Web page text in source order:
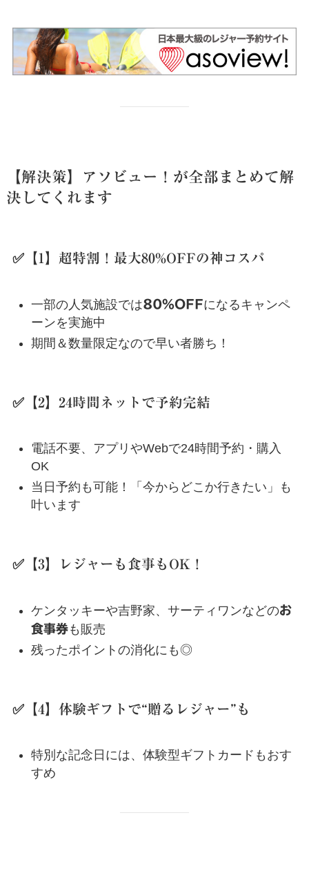
【解決策】アソビュー！が全部まとめて解
決してくれます
✅【1】超特割！最大80%OFFの神コスパ
一部の人気施設では80%OFFになるキャンペ
ーンを実施中
期間＆数量限定なので早い者勝ち！
✅【2】24時間ネットで予約完結
電話不要、アプリやWebで24時間予約・購入
OK
当日予約も可能！「今からどこか行きたい」も
叶います
✅【3】レジャーも食事もOK！
ケンタッキーや吉野家、サーティワンなどのお
食事券も販売
残ったポイントの消化にも◎
✅【4】体験ギフトで“贈るレジャー”も
特別な記念日には、体験型ギフトカードもおす
すめ